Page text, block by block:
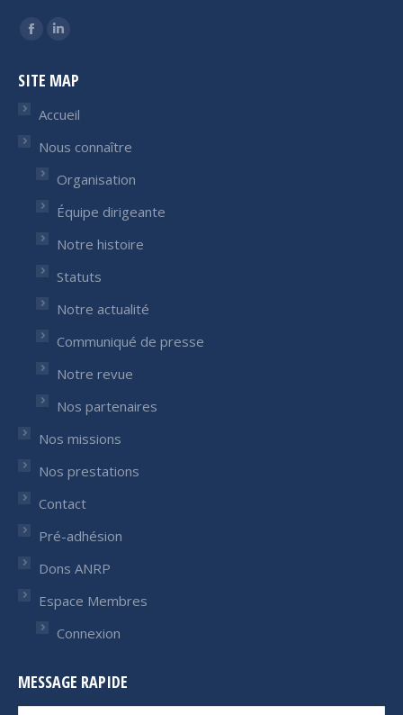
Trouvez nous sur :
Facebook
opens
window
LinkedIn
opens
in
window
SITE MAP
Accueil
Nous connaître
Organisation
Équipe dirigeante
Notre histoire
Statuts
Notre actualité
Communiqué de presse
Notre revue
Nos partenaires
Nos missions
Nos prestations
Contact
Pré-adhésion
Dons ANRP
Espace Membres
Connexion
MESSAGE RAPIDE